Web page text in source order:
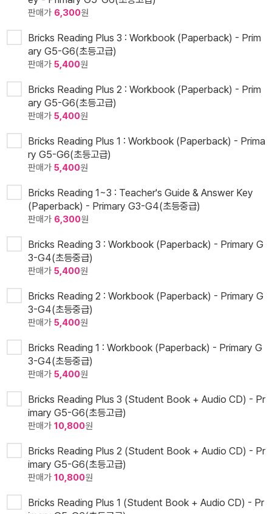
판매가 6,300원
Bricks Reading Plus 3 : Workbook (Paperback) - Prim
ary G5-G6(초등고급)
판매가 5,400원
Bricks Reading Plus 2 : Workbook (Paperback) - Prim
ary G5-G6(초등고급)
판매가 5,400원
Bricks Reading Plus 1 : Workbook (Paperback) - Prima
ry G5-G6(초등고급)
판매가 5,400원
Bricks Reading 1~3 : Teacher's Guide & Answer Key
(Paperback) - Primary G3-G4(초등중급)
판매가 6,300원
Bricks Reading 3 : Workbook (Paperback) - Primary G
3-G4(초등중급)
판매가 5,400원
Bricks Reading 2 : Workbook (Paperback) - Primary G
3-G4(초등중급)
판매가 5,400원
Bricks Reading 1 : Workbook (Paperback) - Primary G
3-G4(초등중급)
판매가 5,400원
Bricks Reading Plus 3 (Student Book + Audio CD) - Pr
imary G5-G6(초등고급)
판매가 10,800원
Bricks Reading Plus 2 (Student Book + Audio CD) - Pr
imary G5-G6(초등고급)
판매가 10,800원
Bricks Reading Plus 1 (Student Book + Audio CD) - Pr